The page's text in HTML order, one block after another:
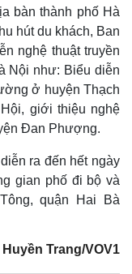
bàn thành phố Hà
hút du khách, Ban
nghệ thuật truyền
Nội như: Biểu diễn
ở huyện Thạch
giới thiệu nghệ
Đan Phượng.
ra đến hết ngày
gian phố đi bộ và
quận Hai Bà
Huyền Trang/VOV1